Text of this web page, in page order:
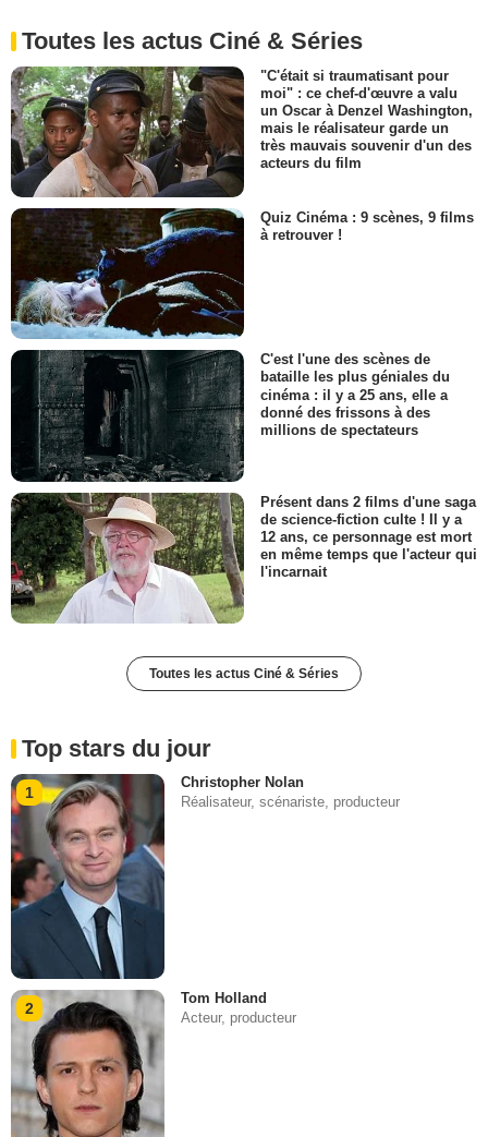
Toutes les actus Ciné & Séries
"C'était si traumatisant pour
moi" : ce chef-d'œuvre a valu
un Oscar à Denzel Washington,
mais le réalisateur garde un
très mauvais souvenir d'un des
acteurs du film
Quiz Cinéma : 9 scènes, 9 films
à retrouver !
C'est l'une des scènes de
bataille les plus géniales du
cinéma : il y a 25 ans, elle a
donné des frissons à des
millions de spectateurs
Présent dans 2 films d'une saga
de science-fiction culte ! Il y a
12 ans, ce personnage est mort
en même temps que l'acteur qui
l'incarnait
Toutes les actus Ciné & Séries
Top stars du jour
1
Christopher Nolan
Réalisateur, scénariste, producteur
2
Tom Holland
Acteur, producteur